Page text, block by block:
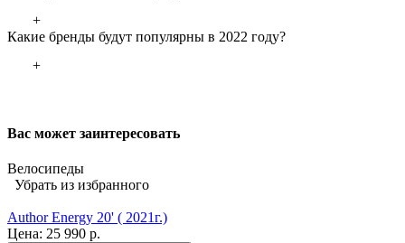
+
Какие бренды будут популярны в 2022 году?
+
Вас может заинтересовать
Велосипеды
Убрать из избранного
Author Energy 20' ( 2021г.)
Цена: 25 990 р.